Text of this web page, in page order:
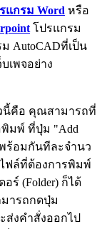
แกรม Word หรือ
โปรแกรม
AutoCADที่เป็น
เพจอย่าง
วนี้คือ คุณสามารถที่
พิมพ์ ที่ปุ่ม "Add
พร้อมกันทีละจำนว
ฟล์ที่ต้องการพิมพ์
ร์ (Folder) ก็ได้
มารถกดปุ่ม
ส่งคำสั่งออกไป